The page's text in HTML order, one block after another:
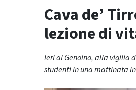
Cava de’
lezione di
Ieri al Genoino, alla vigilia
studenti in una mattinata